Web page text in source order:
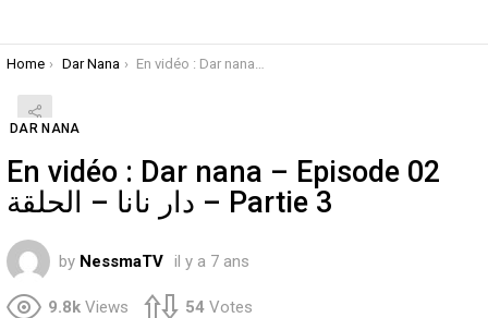
You are here:
Home Dar Nana
DAR NANA
En vidéo : Dar nana – Episode 02
دار نانا – الحلقة – Partie 3
by NessmaTV il y a 7 ans
9.8k Views 54 Votes